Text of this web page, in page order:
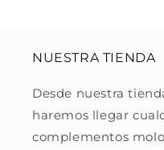
NUESTRA TIENDA
Desde nuestra
haremos llegar
complementos